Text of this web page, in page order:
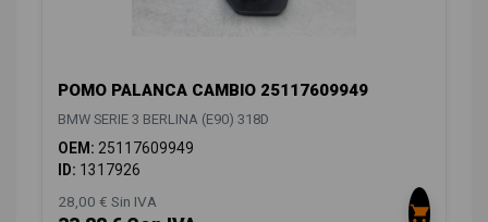
POMO PALANCA CAMBIO 25117609949
BMW SERIE 3 BERLINA (E90) 318D
OEM: 25117609949
ID: 1317926
28,00 € Sin IVA